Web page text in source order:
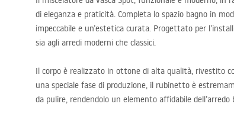
di eleganza e praticità. Completa lo spazio bagno in
impeccabile e un’estetica curata. Progettato per
sia agli arredi moderni che classici.
Il corpo è realizzato in ottone di alta qualità, rivestito
una speciale fase di produzione, il rubinetto è
da pulire, rendendolo un elemento affidabile dell’arredo